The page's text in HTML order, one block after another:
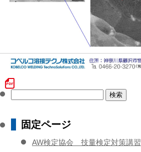
固定ページ
AW検定協会 技量検定対策講習